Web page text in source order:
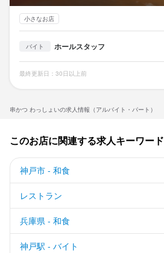
串かつ わっしょいの求人情報（アルバイト・パート）
小さなお店
バイト ホールスタッフ
最終更新日：30日以上前
このお店に関連する求人キーワード
神戸市 - 和食
レストラン
兵庫県 - 和食
神戸駅 - バイト